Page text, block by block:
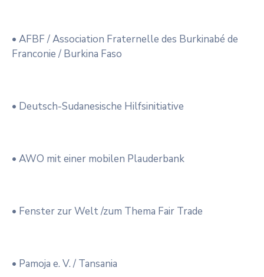
• AFBF / Association Fraternelle des Burkinabé de
Franconie / Burkina Faso
• Deutsch-Sudanesische Hilfsinitiative
• AWO mit einer mobilen Plauderbank
• Fenster zur Welt /zum Thema Fair Trade
• Pamoja e. V. / Tansania